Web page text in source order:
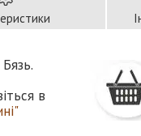
в